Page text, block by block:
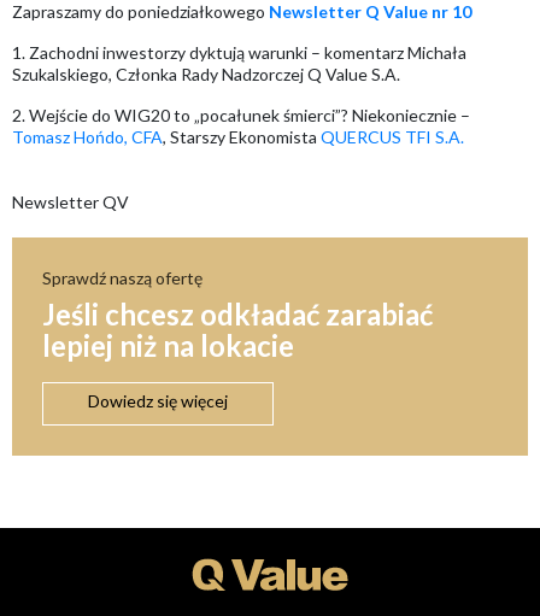
Zapraszamy do poniedziałkowego Newsletter Q Value nr 10
1. Zachodni inwestorzy dyktują warunki – komentarz Michała
Szukalskiego, Członka Rady Nadzorczej Q Value S.A.
2. Wejście do WIG20 to „pocałunek śmierci”? Niekoniecznie –
Tomasz Hońdo, CFA, Starszy Ekonomista QUERCUS TFI S.A.
Newsletter QV
Sprawdź naszą ofertę
Jeśli chcesz odkładać zarabiać
lepiej niż na lokacie
Dowiedz się więcej